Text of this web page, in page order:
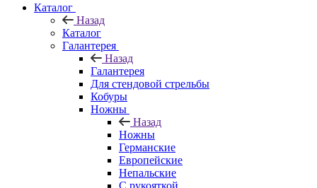
Каталог
Назад
Каталог
Галантерея
Назад
Галантерея
Для стендовой стрельбы
Кобуры
Ножны
Назад
Ножны
Германские
Европейские
Непальские
С рукояткой